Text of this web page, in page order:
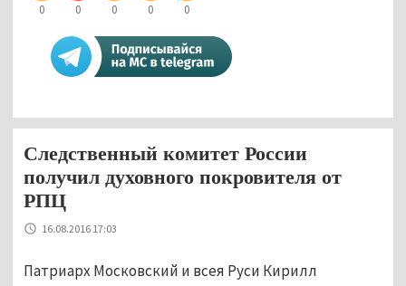
0 0 0 0 0
Следственный комитет России
получил духовного покровителя от
РПЦ
16.08.2016 17:03
Патриарх Московский и всея Руси Кирилл